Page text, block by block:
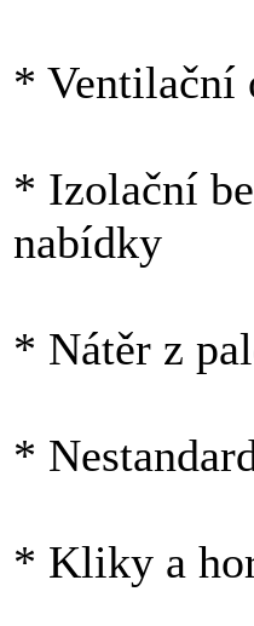
* Ventilační
* Izolační
nabídky
* Nátěr z
*
* Kliky a